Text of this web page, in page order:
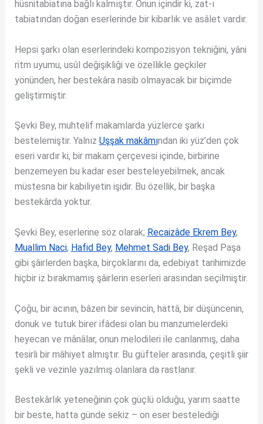
hüsnitabiatına bağlı kalmıştır. Onun içindir ki, zat-ı
tabiatından doğan eserlerinde bir kibarlık ve asâlet vardır.
Hepsi şarkı olan eserlerindeki kompozisyon tekniğini, yâni
ritm uyumu, usûl değişikliği ve özellikle geçkiler
yönünden, her bestekâra nasib olmayacak bir biçimde
geliştirmiştir.
Şevki Bey, muhtelif makamlarda yüzlerce şarkı
bestelemiştir. Yalnız Uşşak makâmından iki yüz’den çok
eseri vardır ki, bir makam çerçevesi içinde, birbirine
benzemeyen bu kadar eser besteleyebilmek, ancak
müstesna bir kabiliyetin işidir. Bu özellik, bir başka
bestekârda yoktur.
Şevki Bey, eserlerine söz olarak; Recaizâde Ekrem Bey,
Muallim Naci, Hafid Bey, Mehmet Sadi Bey, Reşad Paşa
gibi şâirlerden başka, birçoklarını da, edebiyat tarihimizde
hiçbir iz bırakmamış şâirlerin eserleri arasından seçilmiştir.
Çoğu, bir acının, bâzen bir sevincin, hattâ, bir düşüncenin,
donuk ve tutuk birer ifâdesi olan bu manzumelerdeki
heyecan ve mânâlar, onun melodileri ile canlanmış, daha
tesirli bir mâhiyet almıştır. Bu güfteler arasında, çeşitli şiir
şekli ve vezinle yazılmış olanlara da rastlanır.
Bestekârlık yeteneğinin çok güçlü olduğu, yarım saatte
bir beste, hatta günde sekiz – on eser bestelediği